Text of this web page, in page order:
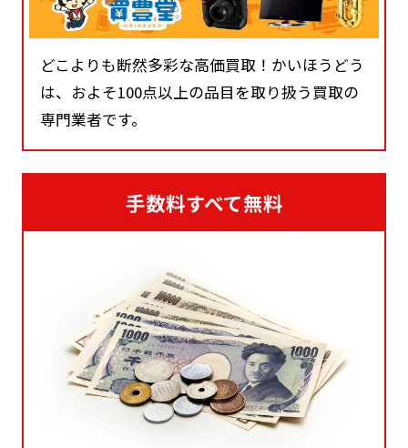
どこよりも断然多彩な高価買取！かいほうどう
は、およそ100点以上の品目を取り扱う買取の
専門業者です。
手数料すべて無料